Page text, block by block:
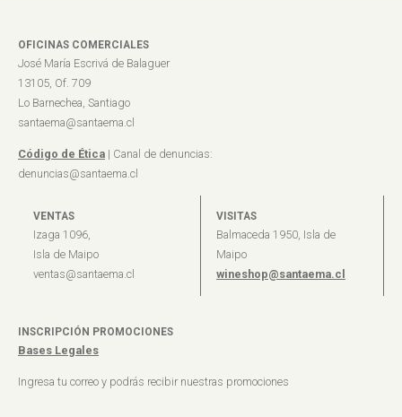
OFICINAS COMERCIALES
José María Escrivá de Balaguer
13105, Of. 709
Lo Barnechea, Santiago
santaema@santaema.cl
Código de Ética | Canal de denuncias:
denuncias@santaema.cl
VENTAS
Izaga 1096,
Isla de Maipo
ventas@santaema.cl
VISITAS
Balmaceda 1950, Isla de
Maipo
wineshop@santaema.cl
INSCRIPCIÓN PROMOCIONES
Bases Legales
Ingresa tu correo y podrás recibir nuestras promociones